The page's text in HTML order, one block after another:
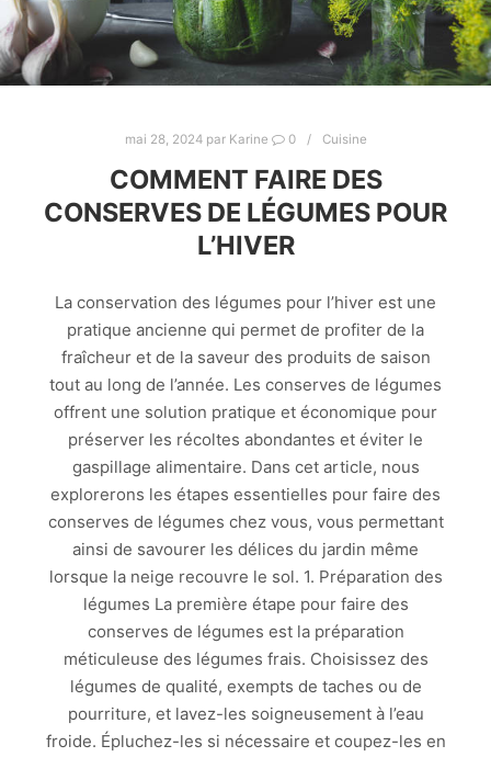
mai 28, 2024par Karine 0 Cuisine
COMMENT FAIRE DES
CONSERVES DE LÉGUMES POUR
L’HIVER
La conservation des légumes pour l’hiver est une
pratique ancienne qui permet de profiter de la
fraîcheur et de la saveur des produits de saison
tout au long de l’année. Les conserves de légumes
offrent une solution pratique et économique pour
préserver les récoltes abondantes et éviter le
gaspillage alimentaire. Dans cet article, nous
explorerons les étapes essentielles pour faire des
conserves de légumes chez vous, vous permettant
ainsi de savourer les délices du jardin même
lorsque la neige recouvre le sol. 1. Préparation des
légumes La première étape pour faire des
conserves de légumes est la préparation
méticuleuse des légumes frais. Choisissez des
légumes de qualité, exempts de taches ou de
pourriture, et lavez-les soigneusement à l’eau
froide. Épluchez-les si nécessaire et coupez-les en